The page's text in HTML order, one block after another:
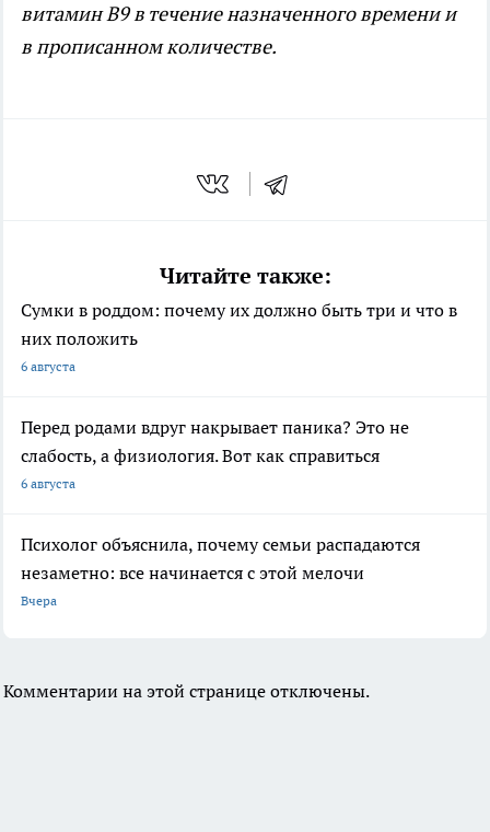
витамин В9 в течение назначенного времени и
в прописанном количестве.
Читайте также:
Сумки в роддом: почему их должно быть три и что в
них положить
6 августа
Перед родами вдруг накрывает паника? Это не
слабость, а физиология. Вот как справиться
6 августа
Психолог объяснила, почему семьи распадаются
незаметно: все начинается с этой мелочи
Вчера
Комментарии на этой странице отключены.